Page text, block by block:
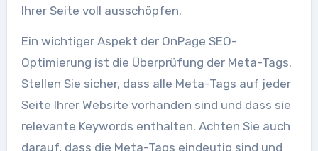
Ihrer Seite voll ausschöpfen.
Ein wichtiger Aspekt der OnPage SEO-
Optimierung ist die Überprüfung der Meta-Tags.
Stellen Sie sicher, dass alle Meta-Tags auf jeder
Seite Ihrer Website vorhanden sind und dass sie
relevante Keywords enthalten. Achten Sie auch
darauf, dass die Meta-Tags eindeutig sind und